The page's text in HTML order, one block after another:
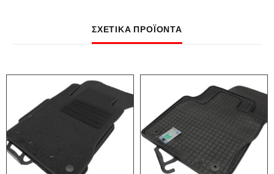
ΣΧΕΤΙΚΆ ΠΡΟΪΌΝΤΑ